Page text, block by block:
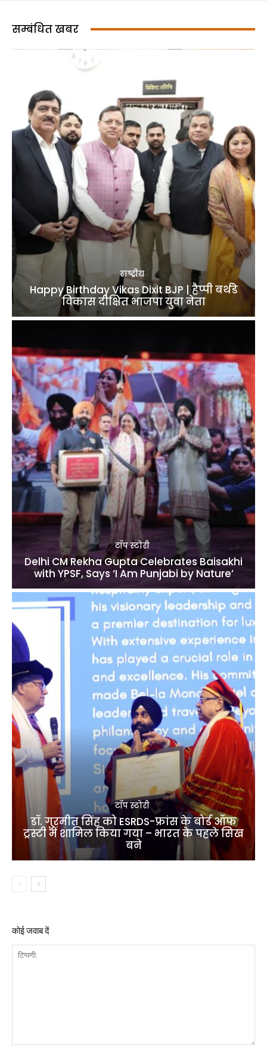
सम्बंधित खबर
राष्ट्रीय
Happy Birthday Vikas Dixit BJP | हैप्पी बर्थडे
विकास दीक्षित भाजपा युवा नेता
टॉप स्टोरी
Delhi CM Rekha Gupta Celebrates Baisakhi
with YPSF, Says ‘I Am Punjabi by Nature’
टॉप स्टोरी
डॉ. गुरमीत सिंह को ESRDS-फ्रांस के बोर्ड ऑफ
ट्रस्टी में शामिल किया गया – भारत के पहले सिख
बने
कोई जवाब दें